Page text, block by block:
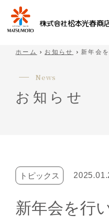
ホーム お知らせ 新年会
News
お 知 ら せ
トピックス
新年会を行